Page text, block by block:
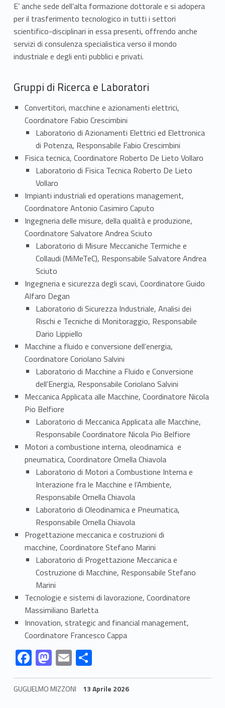
n
i
c
a
e
I
d
s
t
a
E’ anche sede dell’alta formazione dottorale e si adopera
per il trasferimento tecnologico in tutti i settori
scientifico-disciplinari in essa presenti, offrendo anche
servizi di consulenza specialistica verso il mondo
industriale e degli enti pubblici e privati.
Gruppi di Ricerca e Laboratori
Convertitori, macchine e azionamenti elettrici,
Coordinatore Fabio Crescimbini
Laboratorio di Azionamenti Elettrici ed Elettronica
di Potenza, Responsabile Fabio Crescimbini
Fisica tecnica, Coordinatore Roberto De Lieto Vollaro
Laboratorio di Fisica Tecnica Roberto De Lieto
Vollaro
Impianti industriali ed operations management,
Coordinatore Antonio Casimiro Caputo
Ingegneria delle misure, della qualità e produzione,
Coordinatore Salvatore Andrea Sciuto
Laboratorio di Misure Meccaniche Termiche e
Collaudi (MiMeTeC), Responsabile Salvatore Andrea
Sciuto
Ingegneria e sicurezza degli scavi, Coordinatore Guido
Alfaro Degan
Laboratorio di Sicurezza Industriale, Analisi dei
Rischi e Tecniche di Monitoraggio, Responsabile
Dario Lippiello
Macchine a fluido e conversione dell’energia,
Coordinatore Coriolano Salvini
Laboratorio di Macchine a Fluido e Conversione
dell’Energia, Responsabile Coriolano Salvini
Meccanica Applicata alle Macchine, Coordinatore Nicola
Pio Belfiore
Laboratorio di Meccanica Applicata alle Macchine,
Responsabile Coordinatore Nicola Pio Belfiore
Motori a combustione interna, oleodinamica e
pneumatica, Coordinatore Ornella Chiavola
Laboratorio di Motori a Combustione Interna e
Interazione fra le Macchine e l’Ambiente,
Responsabile Ornella Chiavola
Laboratorio di Oleodinamica e Pneumatica,
Responsabile Ornella Chiavola
Progettazione meccanica e costruzioni di
macchine, Coordinatore Stefano Marini
Laboratorio di Progettazione Meccanica e
Costruzione di Macchine, Responsabile Stefano
Marini
Tecnologie e sistemi di lavorazione, Coordinatore
Massimiliano Barletta
Innovation, strategic and financial management,
Coordinatore Francesco Cappa
Link identifier #identifier__196820-1
F
ac
e
Link identifier #identifier__197151-2 M
as
to
Link identifier #identifier__40316-3 E
m
ai
Link identifier #identifier__117561-4 C
o
n
GUGLIELMO MIZZONI 13 Aprile 2026